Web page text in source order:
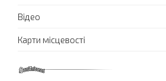
Відео
Карти місцевості